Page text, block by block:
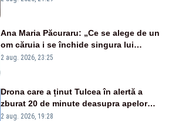
Ana Maria Păcuraru: „Ce se alege de un
om căruia i se închide singura lui
portiță?”
2 aug. 2026, 23:25
Drona care a ținut Tulcea în alertă a
zburat 20 de minute deasupra apelor
României. Au fost ridicate două F-16
2 aug. 2026, 19:28